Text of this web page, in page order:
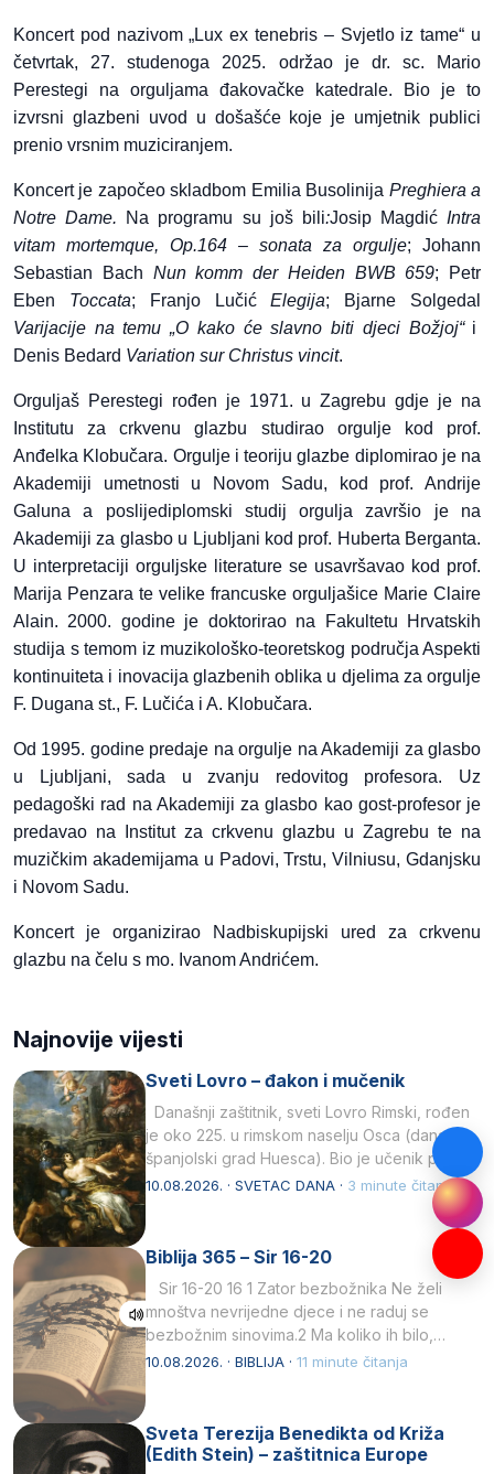
Koncert pod nazivom „Lux ex tenebris – Svjetlo iz tame“ u
četvrtak, 27. studenoga 2025. održao je dr. sc. Mario
Perestegi na orguljama đakovačke katedrale. Bio je to
izvrsni glazbeni uvod u došašće koje je umjetnik publici
prenio vrsnim muziciranjem.
Koncert je započeo skladbom Emilia Busolinija Preghiera a
Notre Dame.
Na programu su još bili:Josip Magdić Intra
vitam mortemque, Op.164 – sonata za orgulje; Johann
Sebastian Bach Nun komm der Heiden BWB 659; Petr
Eben Toccata; Franjo LučićElegija; Bjarne Solgedal
Varijacije na temu „O kako će slavno biti djeci Božjoj“i
Denis Bedard Variation sur Christus vincit.
Orguljaš Perestegi rođen je 1971. u Zagrebu gdje je na
Institutu za crkvenu glazbu studirao orgulje kod prof.
Anđelka Klobučara. Orgulje i teoriju glazbe diplomirao je na
Akademiji umetnosti u Novom Sadu, kod prof. Andrije
Galuna a poslijediplomski studij orgulja završio je na
Akademiji za glasbo u Ljubljani kod prof. Huberta Berganta.
U interpretaciji orguljske literature se usavršavao kod prof.
Marija Penzara te velike francuske orguljašice Marie Claire
Alain. 2000. godine je doktorirao na Fakultetu Hrvatskih
studija s temom iz muzikološko-teoretskog područja Aspekti
kontinuiteta i inovacija glazbenih oblika u djelima za orgulje
F. Dugana st., F. Lučića i A. Klobučara.
Od 1995. godine predaje na orgulje na Akademiji za glasbo
u Ljubljani, sada u zvanju redovitog profesora. Uz
pedagoški rad na Akademiji za glasbo kao gost-profesor je
predavao na Institut za crkvenu glazbu u Zagrebu te na
muzičkim akademijama u Padovi, Trstu, Vilniusu, Gdanjsku
i Novom Sadu.
Koncert je organizirao Nadbiskupijski ured za crkvenu
glazbu na čelu s mo. Ivanom Andrićem.
Najnovije vijesti
Sveti Lovro – đakon i mučenik
Današnji zaštitnik, sveti Lovro Rimski, rođen
je oko 225. u rimskom naselju Osca (danas
španjolski grad Huesca). Bio je učenik pape…
10.08.2026. · SVETAC DANA · 3 minute čitanja
Biblija 365 – Sir 16-20
Sir 16-20 16 1 Zator bezbožnika Ne želi
mnoštva nevrijedne djece i ne raduj se
bezbožnim sinovima.2 Ma koliko ih bilo,…
10.08.2026. · BIBLIJA · 11 minute čitanja
Sveta Terezija Benedikta od Križa
(Edith Stein) – zaštitnica Europe